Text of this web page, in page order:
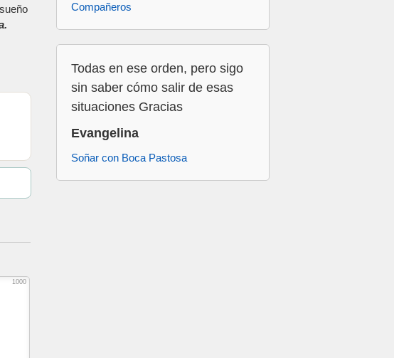
1000
Compañeros
Todas en ese orden, pero sigo
sin saber cómo salir de esas
situaciones Gracias
Evangelina
Soñar con Boca Pastosa